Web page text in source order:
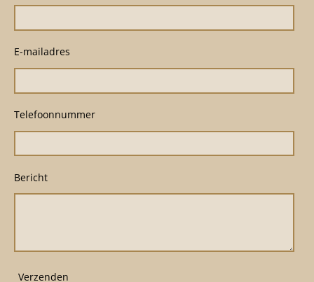
E-mailadres
Telefoonnummer
Bericht
Verzenden